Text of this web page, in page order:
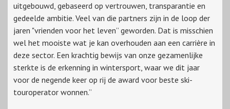
uitgebouwd, gebaseerd op vertrouwen, transparantie en
gedeelde ambitie. Veel van die partners zijn in de loop der
jaren "vrienden voor het leven” geworden. Dat is misschien
wel het mooiste wat je kan overhouden aan een carrière in
deze sector. Een krachtig bewijs van onze gezamenlijke
sterkte is de erkenning in wintersport, waar we dit jaar
voor de negende keer op rij de award voor beste ski-
touroperator wonnen.”